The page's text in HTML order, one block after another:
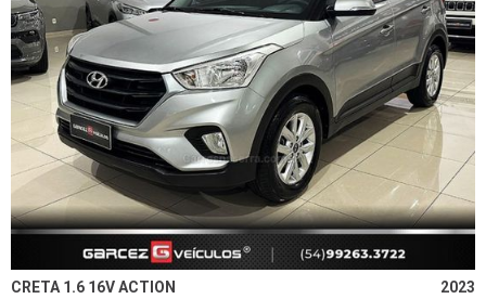
CRETA 1.6 16V ACTION 2023